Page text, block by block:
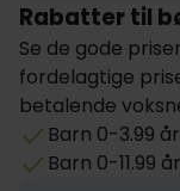
Rabatter til
Se de gode
fordelagtige
betalende
Barn 0-3.99
Barn 0-11.99